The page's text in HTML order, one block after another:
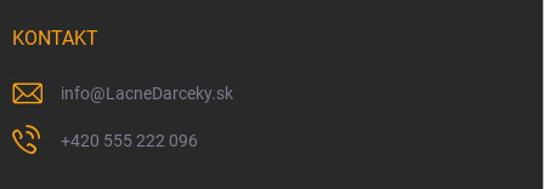
KONTAKT
info@LacneDarceky.sk
+420 555 222 096